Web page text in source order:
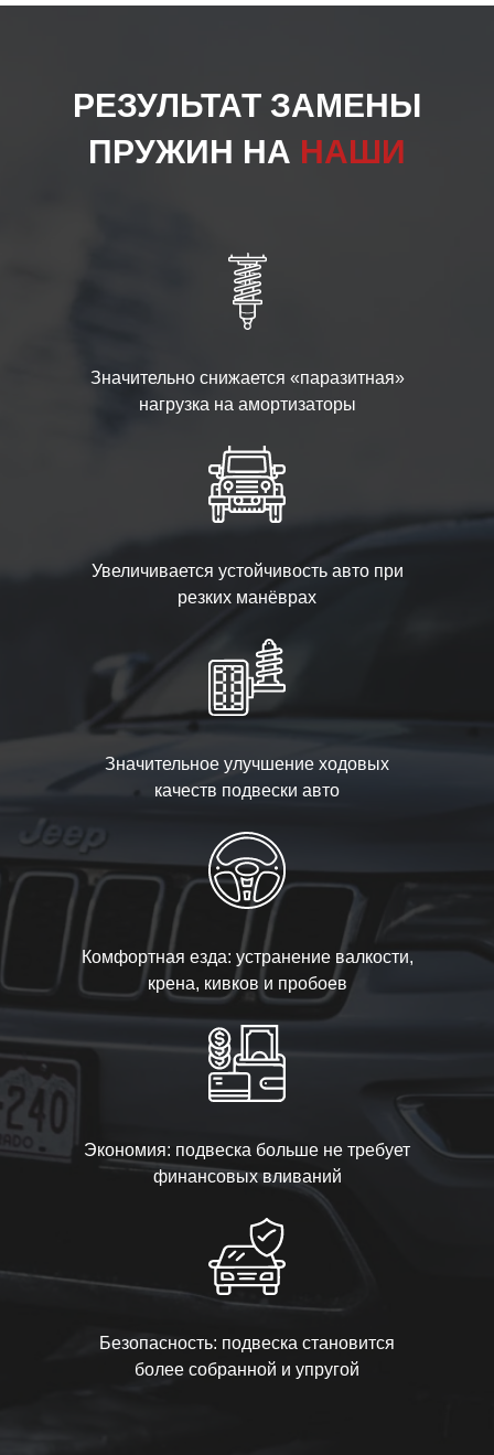
РЕЗУЛЬТАТ ЗАМЕНЫ
ПРУЖИН НА НАШИ
Значительно снижается «паразитная»
нагрузка на амортизаторы
Увеличивается устойчивость авто при
резких манёврах
Значительное улучшение ходовых
качеств подвески авто
Комфортная езда: устранение валкости,
крена, кивков и пробоев
Экономия: подвеска больше не требует
финансовых вливаний
Безопасность: подвеска становится
более собранной и упругой